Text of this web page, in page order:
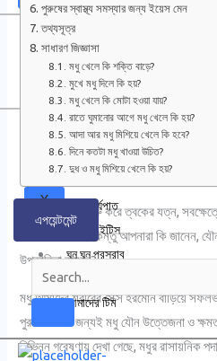
প্রস্রাব
ক্রনিক
পেলভিক
পেইন
আমাদের
টিম
X
Urinary Problem
Sexual Dysfunction
Prostate Problem
হোম
দ্রুত বীর্যপাত
প্রস্টেটাইটিস
ঘন ঘন প্রস্রাব
ক্রনিক পেলভিক পেইন
আমাদের টিম
এপয়েন্টমেন্ট
পুরুষের স্বাস্থ্য সমস্যার জন্য ইয়েস মেন
তথ্যসূত্র
সাধারণ জিজ্ঞাসা
মধু খেলে কি শক্তি বাড়ে?
মুখে মধু দিলে কি হয়?
মধু খেলে কি মোটা হওয়া যায়?
রাতে ঘুমানোর আগে মধু খেলে কি হয়?
আদা আর মধু মিশিয়ে খেলে কি হবে?
দিনে কতটা মধু খাওয়া উচিত?
দুধ ও মধু মিশিয়ে খেলে কি হয়?
সর্দি-কাশি থেকে শুরু করে ত্বকের যত্ন,
হিসেবে পরিচিত। কিন্তু আপনারা কি জানেন,
উপকারিতা রয়েছে?
মধু আমাদের শরীরের সেক্স হরমোন বাড়িয়ে
পুরুষ উভয়ের জন্যই মধু যৌন উত্তেজনা ও
বিভিন্ন গবেষণায় দেখা গেছে, মধুর রাসায়নিক